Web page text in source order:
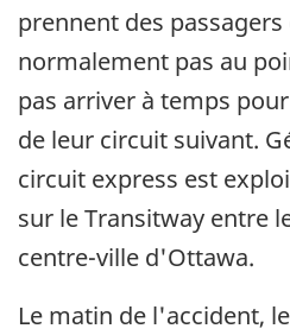
prennent des
normalement pas au
pas arriver à temps
de leur circuit suivant.
circuit express est
sur le Transitway entre
centre-ville d'Ottawa.
Le matin de l'accident,